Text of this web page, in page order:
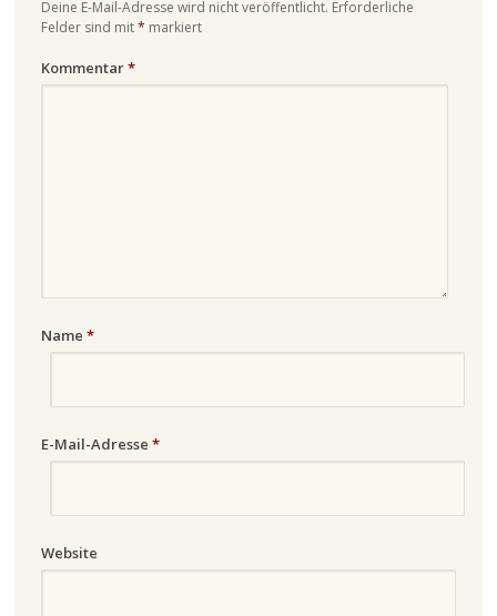
Deine E-Mail-Adresse wird nicht veröffentlicht. Erforderliche
Felder sind mit* markiert
Kommentar*
Name *
E-Mail-Adresse *
Website